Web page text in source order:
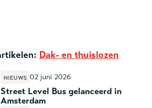
Dak- en thuislozen
Street Level Bus gelanceerd in
Amsterdam
Nieuws 02 juni 2026